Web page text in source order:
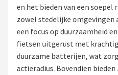
Stadsfietsen
Elektrische fietsen
Mountainbikes
en het bieden van een soepel
zowel stedelijke omgevingen
een focus op duurzaamheid
fietsen uitgerust met
duurzame batterijen, wat
actieradius. Bovendien